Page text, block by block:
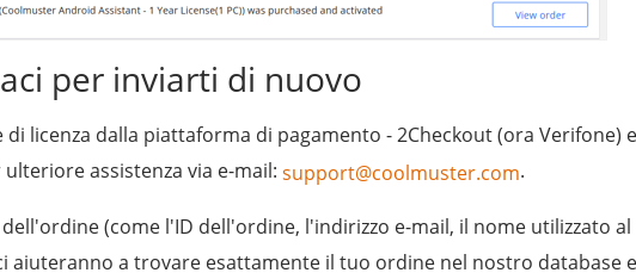
per inviarti di nuovo
licenza dalla piattaforma di pagamento - 2Checkout (ora Verifone)
assistenza via e-mail: support@coolmuster.com.
(come l'ID dell'ordine, l'indirizzo e-mail, il nome utilizzato al
aiuteranno a trovare esattamente il tuo ordine nel nostro database e